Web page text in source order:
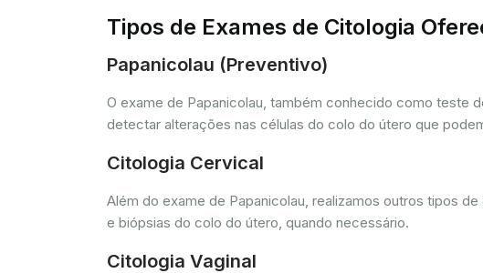
Tipos de Exames de Citologia
Papanicolau (Preventivo)
O exame de Papanicolau, também conhecido como teste
detectar alterações nas células do colo do útero que
Citologia Cervical
Além do exame de Papanicolau, realizamos outros tipos
e biópsias do colo do útero, quando necessário.
Citologia Vaginal